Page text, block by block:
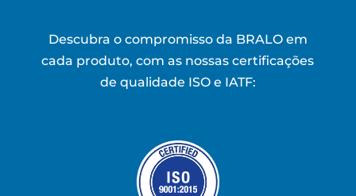
Descubra o compromisso da BRALO em
cada produto, com as nossas certificações
de qualidade ISO e IATF: